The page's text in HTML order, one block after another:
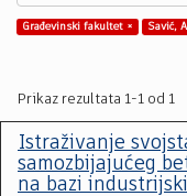
Građevinski fakultet × Savić,
Prikaz rezultata 1-1 od 1
Istraživanje
samozbijajućeg
na bazi